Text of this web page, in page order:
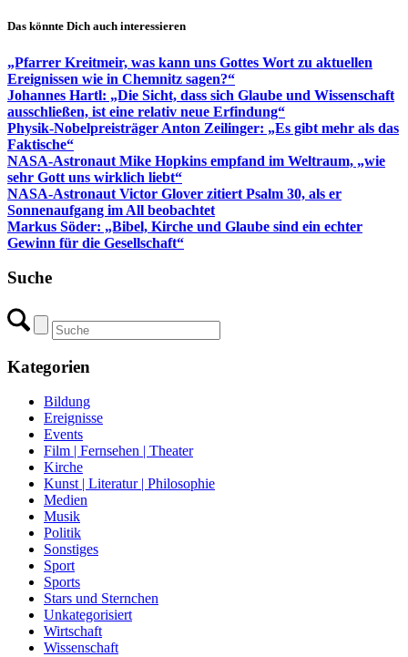
Das könnte Dich auch interessieren
„Pfarrer Kreitmeir, was kann uns Gottes Wort zu aktuellen
Ereignissen wie in Chemnitz sagen?“
Johannes Hartl: „Die Sicht, dass sich Glaube und Wissenschaft
ausschließen, ist eine relativ neue Erfindung“
Physik-Nobelpreisträger Anton Zeilinger: „Es gibt mehr als das
Faktische“
NASA-Astronaut Mike Hopkins empfand im Weltraum, „wie
sehr Gott uns wirklich liebt“
NASA-Astronaut Victor Glover zitiert Psalm 30, als er
Sonnenaufgang im All beobachtet
Markus Söder: „Bibel, Kirche und Glaube sind ein echter
Gewinn für die Gesellschaft“
Suche
Kategorien
Bildung
Ereignisse
Events
Film | Fernsehen | Theater
Kirche
Kunst | Literatur | Philosophie
Medien
Musik
Politik
Sonstiges
Sport
Sports
Stars und Sternchen
Unkategorisiert
Wirtschaft
Wissenschaft